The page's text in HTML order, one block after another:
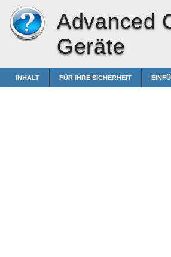
Advanced
Geräte
INHALT FÜR IHRE SICHERHEIT